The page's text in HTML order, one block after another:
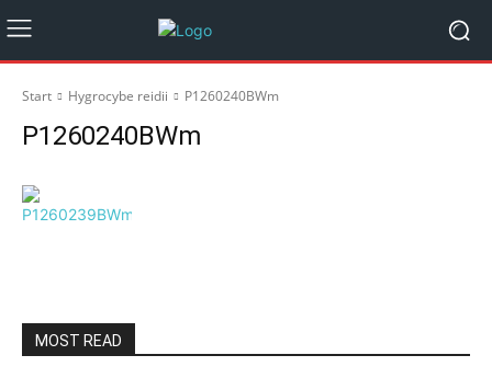
Start Hygrocybe reidii P1260240BWm
P1260240BWm
MOST READ